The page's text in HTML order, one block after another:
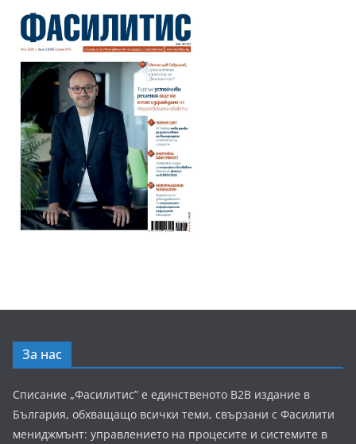
За нас
Списание „Фасилитис” е единственото B2B издание в
България, обхващащо всички теми, свързани с Фасилити
мениджмънт: управлението на процесите и системите в